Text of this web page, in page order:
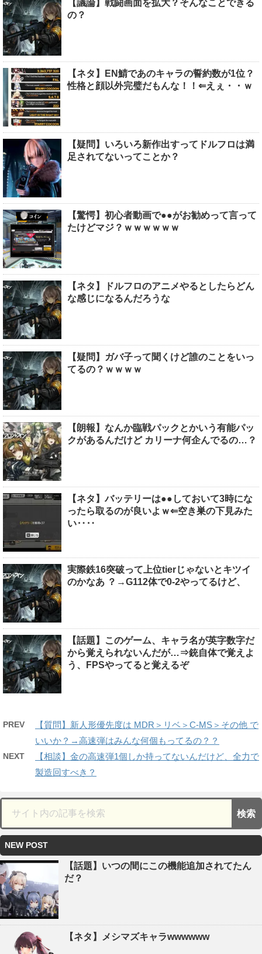
【議論】戦闘画面を拡大？そんなことできる
の？
【ネタ】EN鯖であのキャラの誓約数が1位？
性格と顔以外完璧だもんな！！⇐えぇ・・ｗ
【疑問】いろいろ新作出すってドルフロは満
足されてないってことか？
【驚愕】初心者動画で●●がお勧めって言って
たけどマジ？ｗｗｗｗｗｗ
【ネタ】ドルフロのアニメやるとしたらどん
な感じになるんだろうな
【疑問】ガバ子って聞くけど誰のことをいっ
てるの？ｗｗｗｗ
【朗報】なんか臨戦パックとかいう有能パッ
クがあるんだけど カリーナ何企んでるの…？
【ネタ】バッテリーは●●しておいて3時にな
ったら取るのが良いよｗ⇐空き巣の下見みた
い‥‥
実際鉄16突破って上位tierじゃないとキツイ
のかなあ ？→G112体で0-2やってるけど、
【話題】このゲーム、キャラ名が英字数字だ
から覚えられないんだが…⇒銃自体で覚えよ
う、FPSやってると覚えるぞ
PREV
【質問】新人形優先度は MDR＞リベ＞C-MS＞その他 で
いいか？→高速弾はみんな何個もってるの？？
NEXT
【相談】金の高速弾1個しか持ってないんだけど、全力で
製造回すべき？
NEW POST
【話題】いつの間にこの機能追加されてたん
だ？
【ネタ】メシマズキャラwwwwww